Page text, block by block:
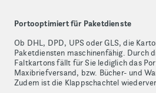
Portooptimiert für Paketdienste
Ob DHL, DPD, UPS oder GLS, die
Paketdiensten maschinenfähig. Durch
Faltkartons fällt für Sie lediglich das
Maxibriefversand, bzw. Bücher- und
Zudem ist die Klappschachtel